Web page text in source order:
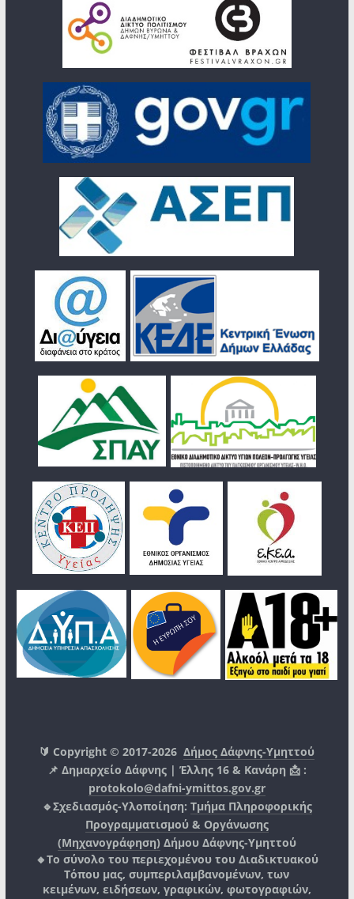
🔰 Copyright © 2017-2026Δήμος Δάφνης-Υμηττού
📌 Δημαρχείο Δάφνης | Έλλης 16 & Κανάρη 📩 :
protokolo@dafni-ymittos.gov.gr
🔹Σχεδιασμός-Υλοποίηση: Τμήμα Πληροφορικής
Προγραμματισμού & Οργάνωσης
(Μηχανογράφηση) Δήμου Δάφνης-Υμηττού
🔸Το σύνολο του περιεχομένου του Διαδικτυακού
Τόπου μας, συμπεριλαμβανομένων, των
κειμένων, ειδήσεων, γραφικών, φωτογραφιών,